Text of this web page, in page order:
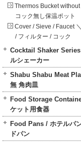
Thermos Bucket without
コック無し保温ポット
Cover / Sieve / Faucet
/ フィルター / コック
Cocktail Shaker
ルシェーカー
Shabu Shabu Meat
無 角肉皿
Food Storage
ケット用食器
Food Pans / ホテルパ
ドパン